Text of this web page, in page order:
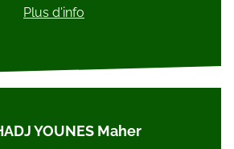
Plus d'info
YOUNES Maher